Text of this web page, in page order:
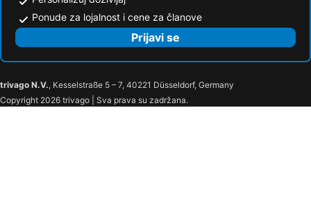
Traktir 333
Delfin
Teuta
Hotel Alkima
Monte Bay Retreat Villa
Ponude za lojalnost i cene za članove
Prijavi se
trivago N.V., Kesselstraße 5 – 7, 40221 Düsseldorf, Germany
Copyright 2026 trivago | Sva prava su zadržana.